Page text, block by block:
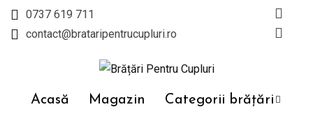
Skip
0737 619 711
contact@brataripentrucupluri.ro
Acasă Magazin Categorii brățări